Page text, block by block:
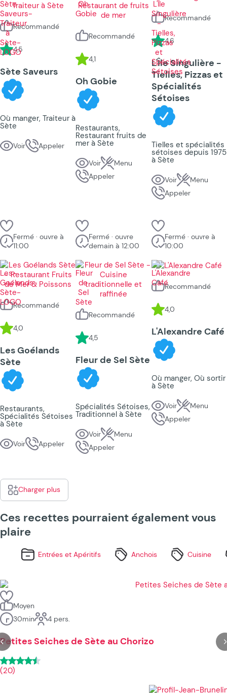
Recommandé
4,5
Sète Saveurs
Où manger, Traiteur à
Sète
Voir Appeler
Recommandé
4,1
Oh Gobie
Restaurants,
Restaurant fruits de
mer à Sète
Voir
Menu
Appeler
Recommandé
4,6
L'Île Singulière -
Tielles, Pizzas et
Spécialités
Sétoises
Tielles et spécialités
sétoises depuis 1975
à Sète
Voir
Menu
Appeler
Fermé · ouvre à
11:00
Recommandé
4,0
Les Goélands
Sète
Restaurants,
Spécialités Sétoises
à Sète
Voir Appeler
Fermé · ouvre
demain à 12:00
Recommandé
4,5
Fleur de Sel Sète
Spécialités Sétoises,
Traditionnel à Sète
Voir
Menu
Appeler
Fermé · ouvre à
10:00
Recommandé
4,0
L'Alexandre Café
Où manger, Où sortir
à Sète
Voir
Menu
Appeler
Charger plus
Ces recettes pourraient également vous
plaire
Entrées et Apéritifs Anchois Cuisine
Moyen
30min
4 pers.
Petites Seiches de Sète au Chorizo
(20)